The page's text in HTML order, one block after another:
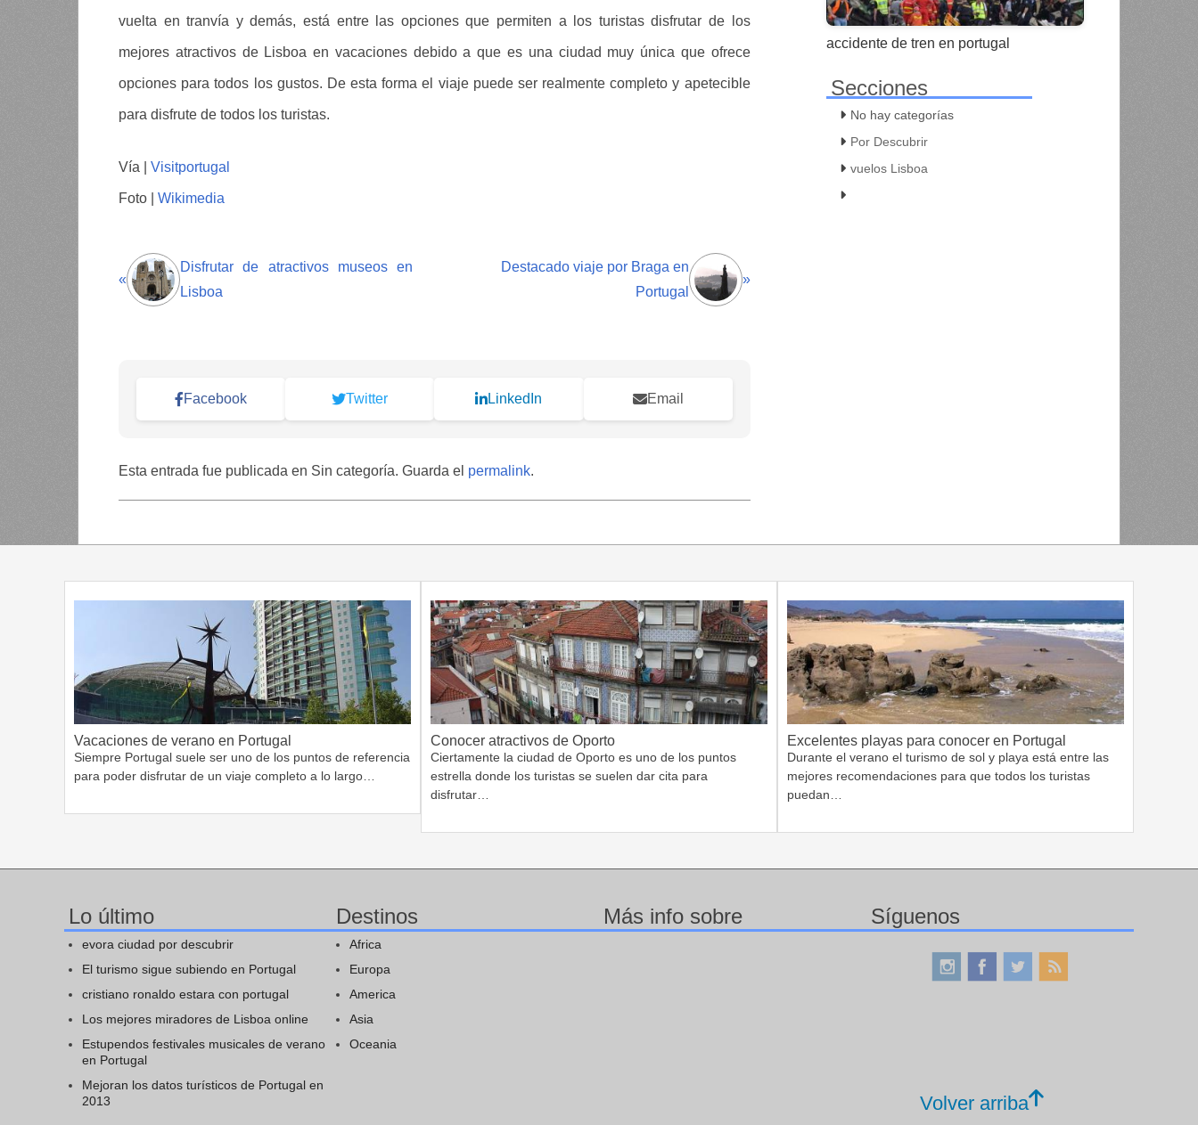
vuelta en tranvía y demás, está entre las opciones que permiten a los turistas disfrutar de los
mejores atractivos de Lisboa en vacaciones debido a que es una ciudad muy única que ofrece
opciones para todos los gustos. De esta forma el viaje puede ser realmente completo y apetecible
para disfrute de todos los turistas.
Vía | Visitportugal
Foto | Wikimedia
«
Disfrutar de atractivos museos en
Lisboa
Destacado viaje por Braga en
Portugal
»
Facebook Twitter LinkedIn Email
Esta entrada fue publicada en Sin categoría. Guarda el permalink.
accidente de tren en portugal
Secciones
No hay categorías
Por Descubrir
vuelos Lisboa
Vacaciones de verano en Portugal
Siempre Portugal suele ser uno de los puntos de referencia
para poder disfrutar de un viaje completo a lo largo…
Conocer atractivos de Oporto
Ciertamente la ciudad de Oporto es uno de los puntos
estrella donde los turistas se suelen dar cita para
disfrutar…
Excelentes playas para conocer en Portugal
Durante el verano el turismo de sol y playa está entre las
mejores recomendaciones para que todos los turistas
puedan…
Lo último
evora ciudad por descubrir
El turismo sigue subiendo en Portugal
cristiano ronaldo estara con portugal
Los mejores miradores de Lisboa online
Estupendos festivales musicales de verano
en Portugal
Mejoran los datos turísticos de Portugal en
2013
Destinos
Africa
Europa
America
Asia
Oceania
Más info sobre Síguenos
Volver arriba